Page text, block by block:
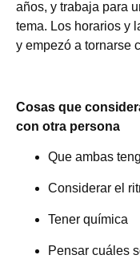
años, y trabaja para
tema. Los horarios y
y empezó a tornarse
Cosas que
con otra persona
Que ambas
Considerar el
Tener química
Pensar cuáles